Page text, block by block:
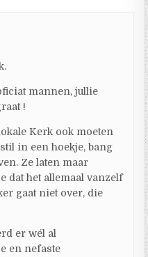
mannen, jullie
!
Kerk ook moeten
in een hoekje, bang
Ze laten maar
dat het allemaal vanzelf
gaat niet over, die
er wél al
en nefaste